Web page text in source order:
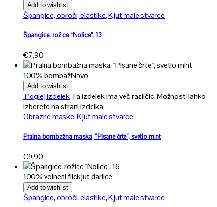
Add to wishlist
Špangice, obroči, elastike,Kjut male stvarce
Špangice, rožice “Nolice”, 13
€7,90
100% bombažNovo
Add to wishlist
Poglej izdelekTa izdelek ima več različic. Možnosti lahko
izberete na strani izdelka
Obrazne maske,Kjut male stvarce
Pralna bombažna maska, “Pisane črte”, svetlo mint
€9,90
100% volneni filckjut darilce
Add to wishlist
Špangice, obroči, elastike,Kjut male stvarce